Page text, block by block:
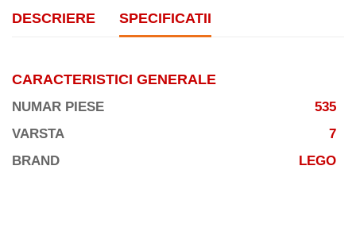
DESCRIERE SPECIFICATII
CARACTERISTICI GENERALE
NUMAR PIESE
535
VARSTA
7
BRAND
LEGO